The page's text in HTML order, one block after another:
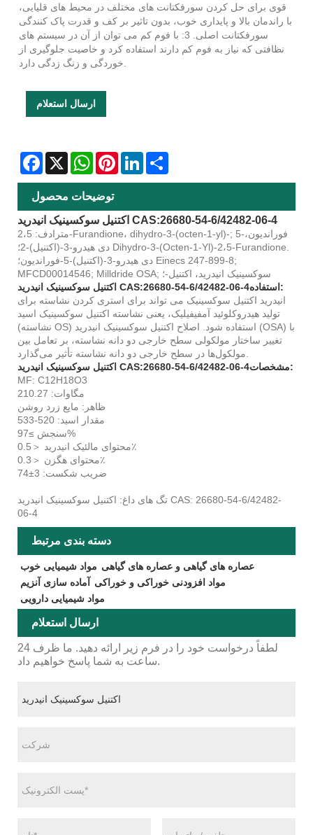
قوی برای حل کردن سورفکتانت های مختلف در محیط های قلیایی،
با راندمان بالا و پایداری خوب، بدون تاثیر بر کف و قدرت پاک کنندگی
سورفکتانت اصلی. 3: با فوم کم می توان از آن در سیستم های
نظافتی که نیاز به فوم کم دارند استفاده کرد و خاصیت جلوگیری از
ارسال استعلام
Facebook
X WhatsAppPinterestLinkedIn
توضیحات محصول
اکتنیل سوکسینیک انیدرید CAS:26680-54-6/42482-06-4
مترادف: 2،5-Furandione، dihydro-3-(octen-1-yl)-; 5-فوراندیون،
دی هیدرو-3-(اکتنیل)-2؛ Dihydro-3-(Octen-1-Yl)-2،5-Furandione.
دی هیدرو-3-(اکتنیل)-5-فوراندیون؛ Einecs 247-899-8;
MFCD00014546; Milldride OSA; سوکسینیک انیدرید، اکتنیل-؛
اکتنیل سوکسینیک انیدرید CAS:26680-54-6/42482-06-4
استفاده:
انیدرید اکتنیل سوکسینیک می تواند برای استری کردن نشاسته برای
تولید هیدروکلوئید آمفیفیلیک، یعنی نشاسته اکتنیل سوکسینیک اسید
(نشاسته OS) استفاده شود. اصلاح اکتنیل سوکسینیک انیدرید (OSA) با
تغییر ساختار مولکولی سطح خارجی دو دانه نشاسته، بر تعامل بین
اکتنیل سوکسینیک انیدرید CAS:26680-54-6/42482-06-4
مشخصات:
MF: C12H18O3
مگاوات: 210.27
ظاهر: مایع زرد روشن
مقدار اسید: 520-533
سنجش ≥97%
محتوای مالئیک انیدرید ＜0.5٪
محتوای هگزن ＜0.3٪
ضریب شکست: 3±74
تگ های داغ: اکتنیل سوکسینیک انیدرید CAS: 26680-54-6/42482-
06-4
دسته بندی مرتبط
مواد شیمیایی خوب عصاره های گیاهی و عصاره های گیاهی
آماده سازی آنزیم
مواد افزودنی خوراکی و خوراکی
مواد شیمیایی دارویی
ارسال استعلام
لطفاً درخواست خود را در فرم زیر ارائه دهید. ما ظرف 24
ساعت به شما پاسخ خواهیم داد.